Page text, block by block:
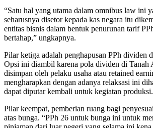
“Satu hal yang utama dalam omnibus law ini
seharusnya disetor kepada kas negara itu
entitas bisnis dalam bentuk penurunan tarif
bertahap,” ungkapnya.
Pilar ketiga adalah penghapusan PPh dividen
Opsi ini diambil karena pola dividen di Tanah
disimpan oleh pelaku usaha atau retained
mengharapkan dengan adanya relaksasi ini
dapat diputar kembali untuk kegiatan produksi.
Pilar keempat, pemberian ruang bagi
atas bunga. “PPh 26 untuk bunga ini untuk